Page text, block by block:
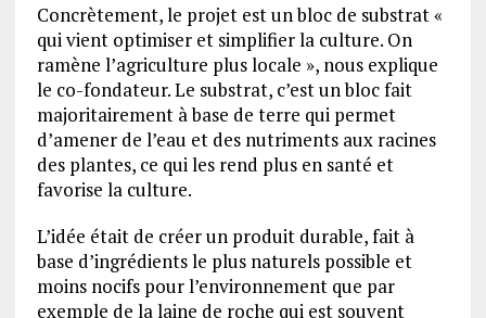
Concrètement, le projet est un bloc de substrat «
qui vient optimiser et simplifier la culture. On
ramène l’agriculture plus locale », nous explique
le co-fondateur. Le substrat, c’est un bloc fait
majoritairement à base de terre qui permet
d’amener de l’eau et des nutriments aux racines
des plantes, ce qui les rend plus en santé et
favorise la culture.
L’idée était de créer un produit durable, fait à
base d’ingrédients le plus naturels possible et
moins nocifs pour l’environnement que par
exemple de la laine de roche qui est souvent